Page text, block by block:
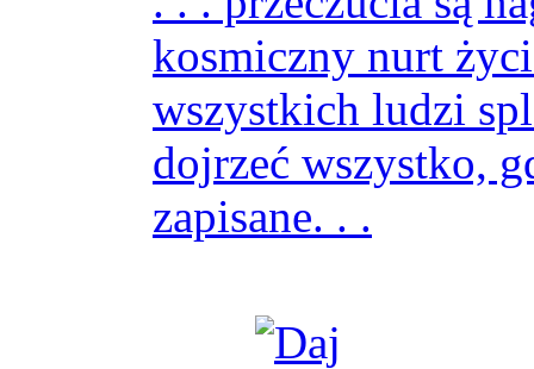
kosmiczny nurt
wszystkich ludzi
dojrzeć wszystko,
zapisane. . .